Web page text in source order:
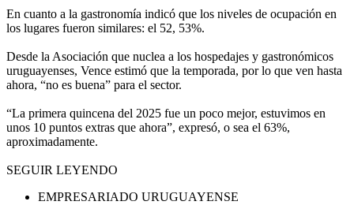
En cuanto a la gastronomía indicó que los niveles de ocupación en
los lugares fueron similares: el 52, 53%.
Desde la Asociación que nuclea a los hospedajes y gastronómicos
uruguayenses, Vence estimó que la temporada, por lo que ven hasta
ahora, “no es buena” para el sector.
“La primera quincena del 2025 fue un poco mejor, estuvimos en
unos 10 puntos extras que ahora”, expresó, o sea el 63%,
aproximadamente.
SEGUIR LEYENDO
EMPRESARIADO URUGUAYENSE